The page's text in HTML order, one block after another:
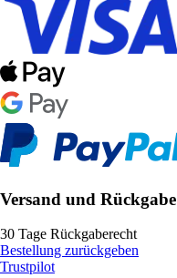
Versand und Rückgabe
30 Tage Rückgaberecht
Bestellung zurückgeben
Trustpilot